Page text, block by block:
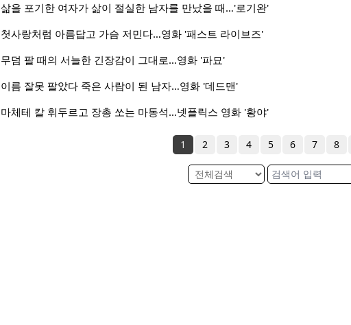
삶을 포기한 여자가 삶이 절실한 남자를 만났을 때…'로기완'
첫사랑처럼 아름답고 가슴 저민다…영화 '패스트 라이브즈'
무덤 팔 때의 서늘한 긴장감이 그대로…영화 '파묘'
이름 잘못 팔았다 죽은 사람이 된 남자…영화 '데드맨'
마체테 칼 휘두르고 장총 쏘는 마동석…넷플릭스 영화 '황야'
1 2 3 4 5 6 7 8